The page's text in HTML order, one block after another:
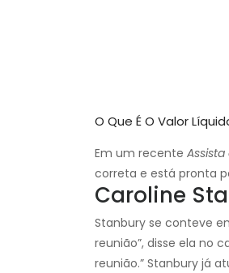
O Que É O Valor
Em um recente
correta e está pronta
Caroline
Stanbury se conteve
reunião”, disse ela no
reunião.” Stanbury já